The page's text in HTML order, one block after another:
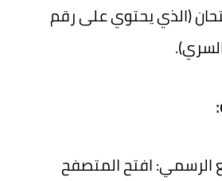
(الذي يحتوي على رقم
الرسمي:افتح المتصفح